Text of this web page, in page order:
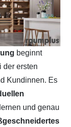
beginnt
der ersten
Kundinnen. Es
und genau